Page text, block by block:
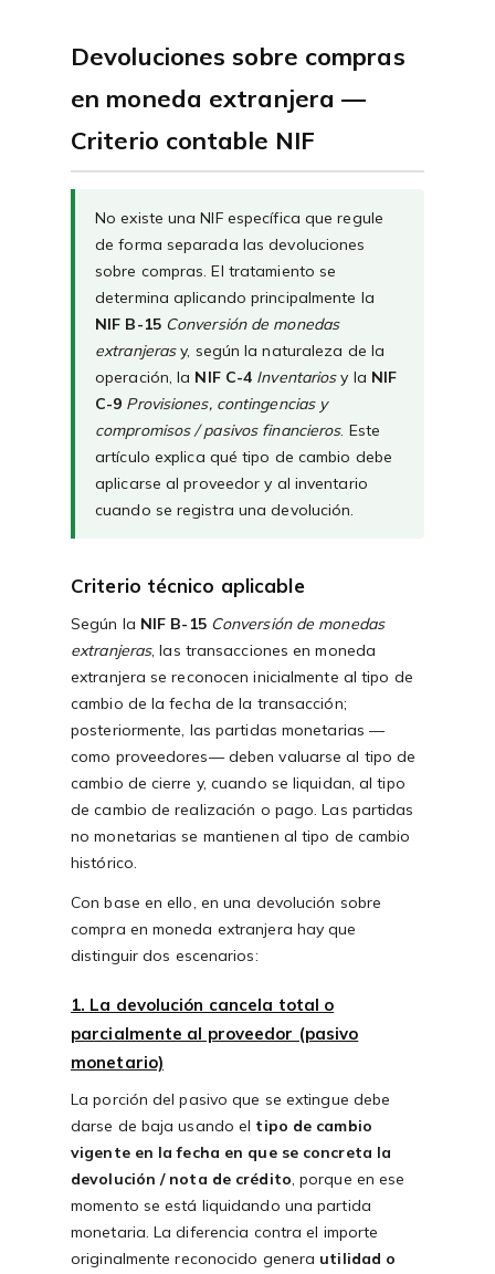
Devoluciones sobre compras
en moneda extranjera —
Criterio contable NIF
No existe una NIF específica que regule
de forma separada las devoluciones
sobre compras. El tratamiento se
determina aplicando principalmente la
NIF B-15 Conversión de monedas
extranjerasy, según la naturaleza de la
operación, la NIF C-4 Inventariosy la NIF
C-9 Provisiones, contingencias y
compromisos / pasivos financieros. Este
artículo explica qué tipo de cambio debe
aplicarse al proveedor y al inventario
cuando se registra una devolución.
Criterio técnico aplicable
Según la NIF B-15 Conversión de monedas
extranjeras, las transacciones en moneda
extranjera se reconocen inicialmente al tipo de
cambio de la fecha de la transacción;
posteriormente, las partidas monetarias —
como proveedores— deben valuarse al tipo de
cambio de cierre y, cuando se liquidan, al tipo
de cambio de realización o pago. Las partidas
no monetarias se mantienen al tipo de cambio
histórico.
Con base en ello, en una devolución sobre
compra en moneda extranjera hay que
distinguir dos escenarios:
1. La devolución cancela total o
parcialmente al proveedor (pasivo
monetario)
La porción del pasivo que se extingue debe
darse de baja usando el tipo de cambio
vigente en la fecha en que se concreta la
devolución / nota de crédito, porque en ese
momento se está liquidando una partida
monetaria. La diferencia contra el importe
originalmente reconocido genera utilidad o